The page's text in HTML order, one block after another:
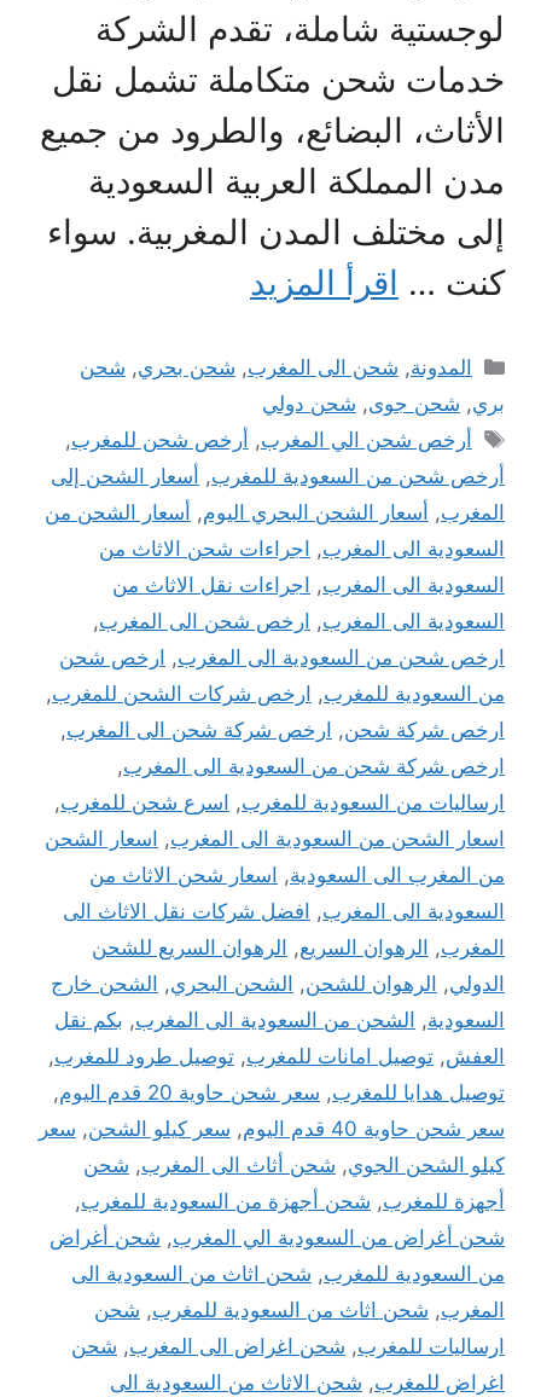
لوجستية شاملة، تقدم الشركة
خدمات شحن متكاملة تشمل نقل
الأثاث، البضائع، والطرود من جميع
مدن المملكة العربية السعودية
إلى مختلف المدن المغربية. سواء
كنت … اقرأ المزيد
التصنيفات
المدونة, شحن الى المغرب, شحن بحري, شحن
بري, شحن جوى, شحن دولي
الوسوم
أرخص شحن الي المغرب, أرخص شحن للمغرب,
أرخص شحن من السعودية للمغرب, أسعار الشحن إلى
المغرب, أسعار الشحن البحري اليوم, أسعار الشحن من
السعودية الى المغرب, اجراءات شحن الاثاث من
السعودية الى المغرب, اجراءات نقل الاثاث من
السعودية الى المغرب, ارخص شحن الى المغرب,
ارخص شحن من السعودية الى المغرب, ارخص شحن
من السعودية للمغرب, ارخص شركات الشحن للمغرب,
ارخص شركة شحن, ارخص شركة شحن الى المغرب,
ارخص شركة شحن من السعودية الى المغرب,
ارساليات من السعودية للمغرب, اسرع شحن للمغرب,
اسعار الشحن من السعودية الى المغرب, اسعار الشحن
من المغرب الى السعودية, اسعار شحن الاثاث من
السعودية الى المغرب, افضل شركات نقل الاثاث الى
المغرب, الرهوان السريع, الرهوان السريع للشحن
الدولي, الرهوان للشحن, الشحن البحري, الشحن خارج
السعودية, الشحن من السعودية الى المغرب, بكم نقل
العفش, توصيل امانات للمغرب, توصيل طرود للمغرب,
توصيل هدايا للمغرب, سعر شحن حاوية 20 قدم اليوم
,
سعر شحن حاوية 40 قدم اليوم
, سعر كيلو الشحن, سعر
كيلو الشحن الجوي, شحن أثاث الى المغرب, شحن
أجهزة للمغرب, شحن أجهزة من السعودية للمغرب,
شحن أغراض من السعودية الي المغرب, شحن أغراض
من السعودية للمغرب, شحن اثاث من السعودية الى
المغرب, شحن اثاث من السعودية للمغرب, شحن
ارساليات للمغرب, شحن اغراض الى المغرب, شحن
اغراض للمغرب, شحن الاثاث من السعودية الى